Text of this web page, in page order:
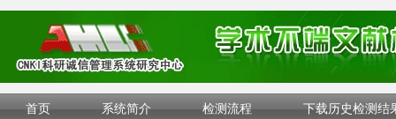
首页 系统简介 检测流程 下载历史检测结